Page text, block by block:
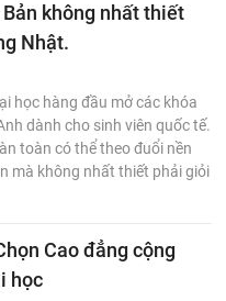
không nhất thiết
Nhật.
học hàng đầu mở các khóa
dành cho sinh viên quốc tế.
toàn có thể theo đuổi nền
mà không nhất thiết phải giỏi
Cao đẳng cộng
học